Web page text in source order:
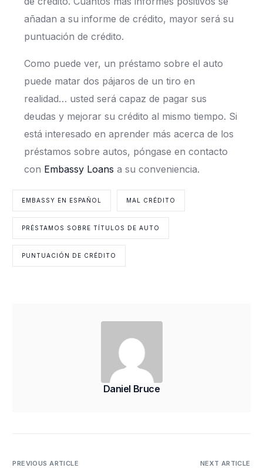
añadan a su informe de crédito, mayor será su
puntuación de crédito.
Como puede ver, un préstamo sobre el auto
puede matar dos pájaros de un tiro en
realidad… usted será capaz de pagar sus
deudas y mejorar su crédito al mismo tiempo. Si
está interesado en aprender más acerca de los
préstamos sobre autos, póngase en contacto
con Embassy Loans a su conveniencia.
EMBASSY EN ESPAÑOL MAL CRÉDITO
PRÉSTAMOS SOBRE TÍTULOS DE AUTO
PUNTUACIÓN DE CRÉDITO
Daniel Bruce
PREVIOUS ARTICLE NEXT ARTICLE